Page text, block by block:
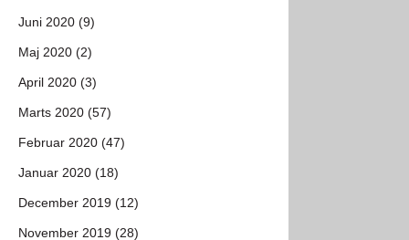
Juni 2020 (9)
Maj 2020 (2)
April 2020 (3)
Marts 2020 (57)
Februar 2020 (47)
Januar 2020 (18)
December 2019 (12)
November 2019 (28)